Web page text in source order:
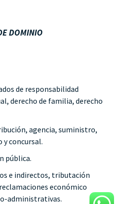
DOMINIO
de responsabilidad
derecho de familia, derecho
agencia, suministro,
y concursal.
pública.
e indirectos, tributación
económico
administrativas.